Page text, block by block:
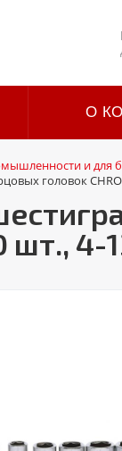
О
и для
головок
шт., 4-